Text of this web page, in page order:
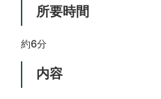
所要時間
約6分
内容